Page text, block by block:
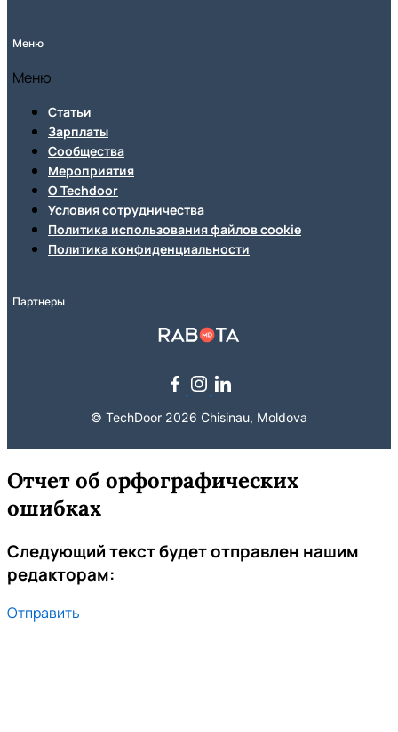
Меню
Меню
Статьи
Зарплаты
Сообщества
Мероприятия
О Techdoor
Условия сотрудничества
Политика использования файлов cookie
Политика конфиденциальности
Партнеры
© TechDoor 2026 Chisinau, Moldova
Отчет об орфографических
ошибках
Следующий текст будет отправлен нашим
редакторам:
Отправить